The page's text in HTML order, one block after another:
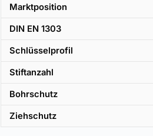
Marktposition
DIN EN 1303
Schlüsselprofil
Stiftanzahl
Bohrschutz
Ziehschutz